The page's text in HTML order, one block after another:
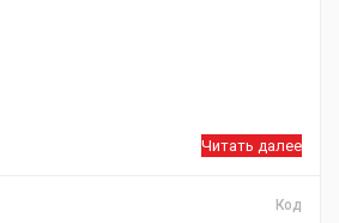
Читать далее
Код